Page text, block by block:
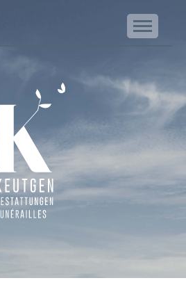
Keutgen | Bestattungen - Funérailles